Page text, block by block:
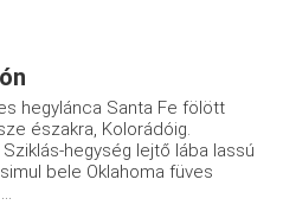
hegylánca Santa Fe fölött
északra, Kolorádóig.
hegység lejtő lába lassú
bele Oklahoma füves